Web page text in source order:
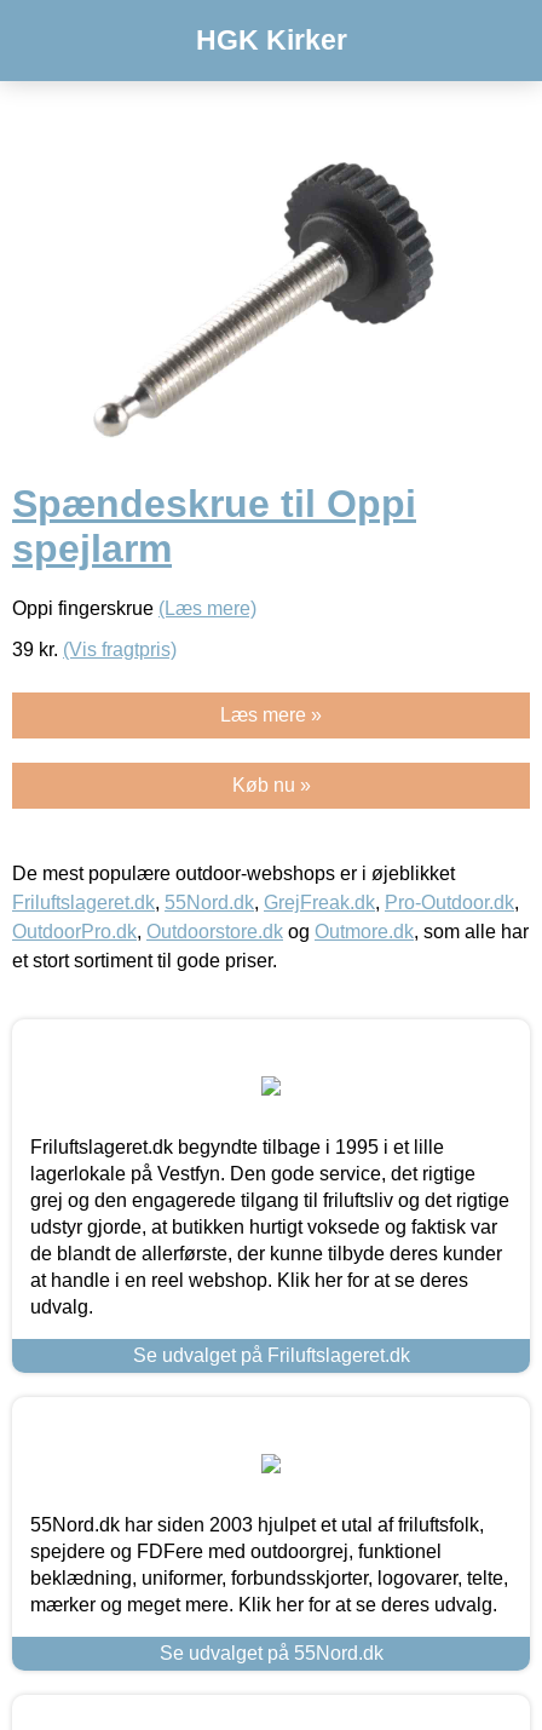
HGK Kirker
Spændeskrue til Oppi
spejlarm
Oppi fingerskrue (Læs mere)
39 kr. (Vis fragtpris)
Læs mere »
Køb nu »
De mest populære outdoor-webshops er i øjeblikket
Friluftslageret.dk, 55Nord.dk, GrejFreak.dk, Pro-Outdoor.dk,
OutdoorPro.dk, Outdoorstore.dk og Outmore.dk, som alle har
et stort sortiment til gode priser.
Friluftslageret.dk begyndte tilbage i 1995 i et lille
lagerlokale på Vestfyn. Den gode service, det rigtige
grej og den engagerede tilgang til friluftsliv og det rigtige
udstyr gjorde, at butikken hurtigt voksede og faktisk var
de blandt de allerførste, der kunne tilbyde deres kunder
at handle i en reel webshop. Klik her for at se deres
udvalg.
Se udvalget på Friluftslageret.dk
55Nord.dk har siden 2003 hjulpet et utal af friluftsfolk,
spejdere og FDFere med outdoorgrej, funktionel
beklædning, uniformer, forbundsskjorter, logovarer, telte,
mærker og meget mere. Klik her for at se deres udvalg.
Se udvalget på 55Nord.dk